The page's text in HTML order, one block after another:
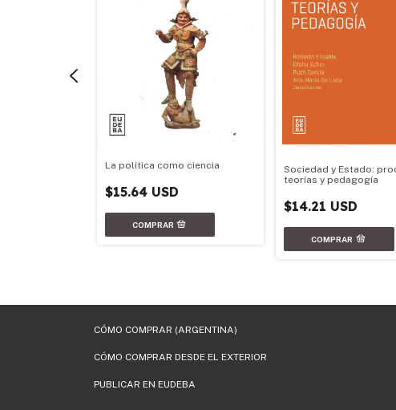
La política como ciencia
$15.64 USD
Sociedad y Estado:
teorías y pedagogía
$14.21 USD
CÓMO COMPRAR (ARGENTINA)
CÓMO COMPRAR DESDE EL EXTERIOR
PUBLICAR EN EUDEBA